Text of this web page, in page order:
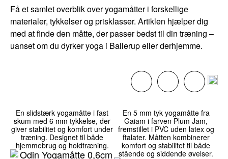
Få et samlet overblik over yogamåtter i forskellige
materialer, tykkelser og prisklasser. Artiklen hjælper dig
med at finde den måtte, der passer bedst til din træning –
uanset om du dyrker yoga i Ballerup eller derhjemme.
En slidstærk yogamåtte i fast
skum med 6 mm tykkelse, der
giver stabilitet og komfort under
træning. Designet til både
hjemmebrug og holdtræning.
En 5 mm tyk yogamåtte fra
Gaiam i farven Plum Jam,
fremstillet i PVC uden latex og
ftalater. Måtten kombinerer
komfort og stabilitet til både
stående og siddende øvelser.